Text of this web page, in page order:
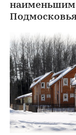
наименьшим